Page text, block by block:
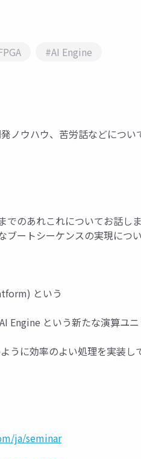
#AI Engine
ノウハウ、苦労話などについ
のあれこれについてお話しま
ートシーケンスの実現につ
という
Engine という新たな演算ユ
うに効率のよい処理を実装し
ja/seminar